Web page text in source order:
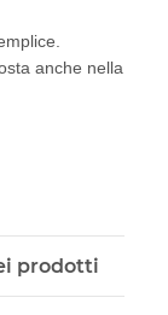
anche nella
prodotti